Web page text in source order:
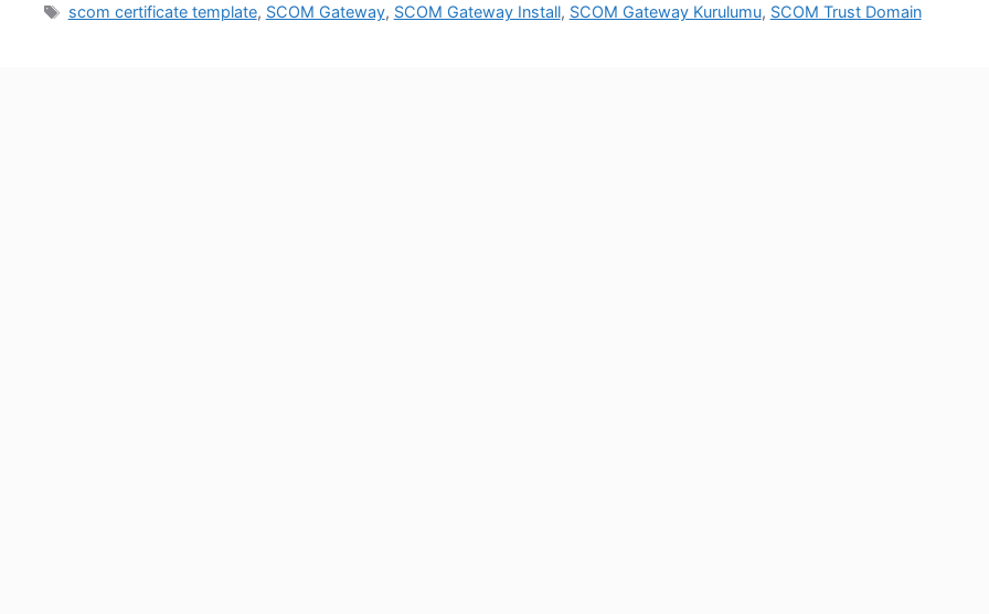
Etiketler
scom certificate template, SCOM Gateway, SCOM Gateway Install, SCOM Gateway Kurulumu, SCOM Trust Domain